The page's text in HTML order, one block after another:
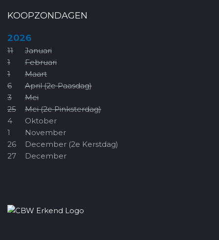
KOOPZONDAGEN
2026
11
Januari
1
Februari
1
Maart
6
April (2e Paasdag)
3
Mei
25
Mei (2e Pinksterdag)
4
Oktober
1
November
26
December (2e Kerstdag)
27
December